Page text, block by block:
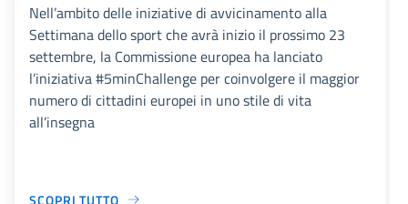
Nell’ambito delle iniziative di avvicinamento alla
Settimana dello sport che avrà inizio il prossimo 23
settembre, la Commissione europea ha lanciato
l’iniziativa #5minChallenge per coinvolgere il maggior
numero di cittadini europei in uno stile di vita
all’insegna
SCOPRI TUTTO